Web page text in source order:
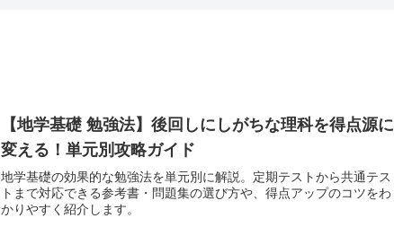
【地学基礎 勉強法】後回しにしがちな理科を得点源に
変える！単元別攻略ガイド
地学基礎の効果的な勉強法を単元別に解説。定期テストから共通テス
トまで対応できる参考書・問題集の選び方や、得点アップのコツをわ
かりやすく紹介します。